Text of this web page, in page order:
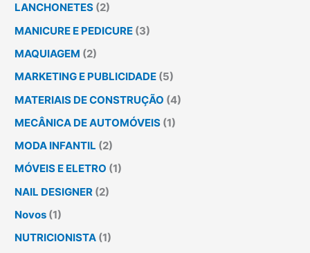
LANCHONETES (2)
MANICURE E PEDICURE (3)
MAQUIAGEM (2)
MARKETING E PUBLICIDADE (5)
MATERIAIS DE CONSTRUÇÃO (4)
MECÂNICA DE AUTOMÓVEIS (1)
MODA INFANTIL (2)
MÓVEIS E ELETRO (1)
NAIL DESIGNER (2)
Novos (1)
NUTRICIONISTA (1)